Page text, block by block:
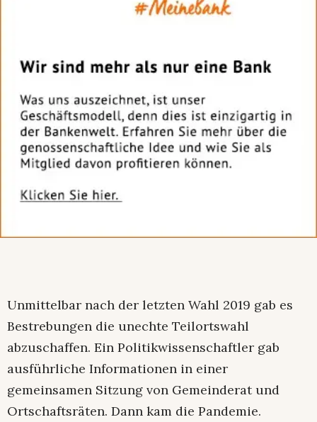
Unmittelbar nach der letzten Wahl 2019 gab es
Bestrebungen die unechte Teilortswahl
abzuschaffen. Ein Politikwissenschaftler gab
ausführliche Informationen in einer
gemeinsamen Sitzung von Gemeinderat und
Ortschaftsräten. Dann kam die Pandemie.